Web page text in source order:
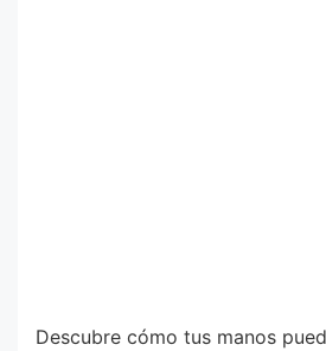
Descubre cómo tus manos